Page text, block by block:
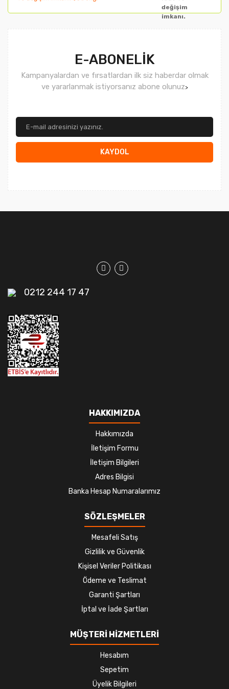
değişim
imkanı.
E-ABONELİK
Kampanyalardan ve fırsatlardan ilk siz haberdar olmak
ve yararlanmak istiyorsanız abone olunuz>
KAYDOL
0212 244 17 47
HAKKIMIZDA
Hakkımızda
İletişim Formu
İletişim Bilgileri
Adres Bilgisi
Banka Hesap Numaralarımız
SÖZLEŞMELER
Mesafeli Satış
Gizlilik ve Güvenlik
Kişisel Veriler Politikası
Ödeme ve Teslimat
Garanti Şartları
İptal ve İade Şartları
MÜŞTERİ HİZMETLERİ
Hesabım
Sepetim
Üyelik Bilgileri